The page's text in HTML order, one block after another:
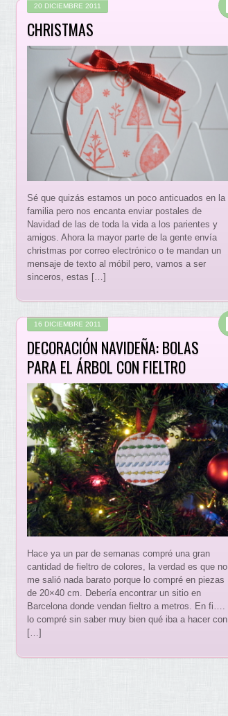
20 DICIEMBRE 2011
CHRISTMAS
Sé que quizás estamos un poco anticuados en la
familia pero nos encanta enviar postales de
Navidad de las de toda la vida a los parientes y
amigos. Ahora la mayor parte de la gente envía
christmas por correo electrónico o te mandan un
mensaje de texto al móbil pero, vamos a ser
sinceros, estas […]
16 DICIEMBRE 2011
DECORACIÓN NAVIDEÑA: BOLAS
PARA EL ÁRBOL CON FIELTRO
Hace ya un par de semanas compré una gran
cantidad de fieltro de colores, la verdad es que no
me salió nada barato porque lo compré en piezas
de 20×40 cm. Debería encontrar un sitio en
Barcelona donde vendan fieltro a metros. En fi….
lo compré sin saber muy bien qué iba a hacer con
[…]